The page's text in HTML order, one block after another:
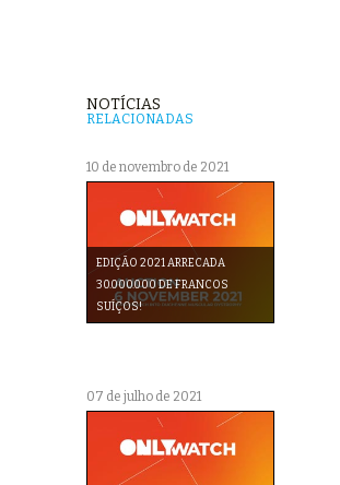
NOTÍCIAS
RELACIONADAS
10 de novembro de 2021
EDIÇÃO 2021 ARRECADA
30.000.000 DE FRANCOS
SUÍÇOS!
07 de julho de 2021